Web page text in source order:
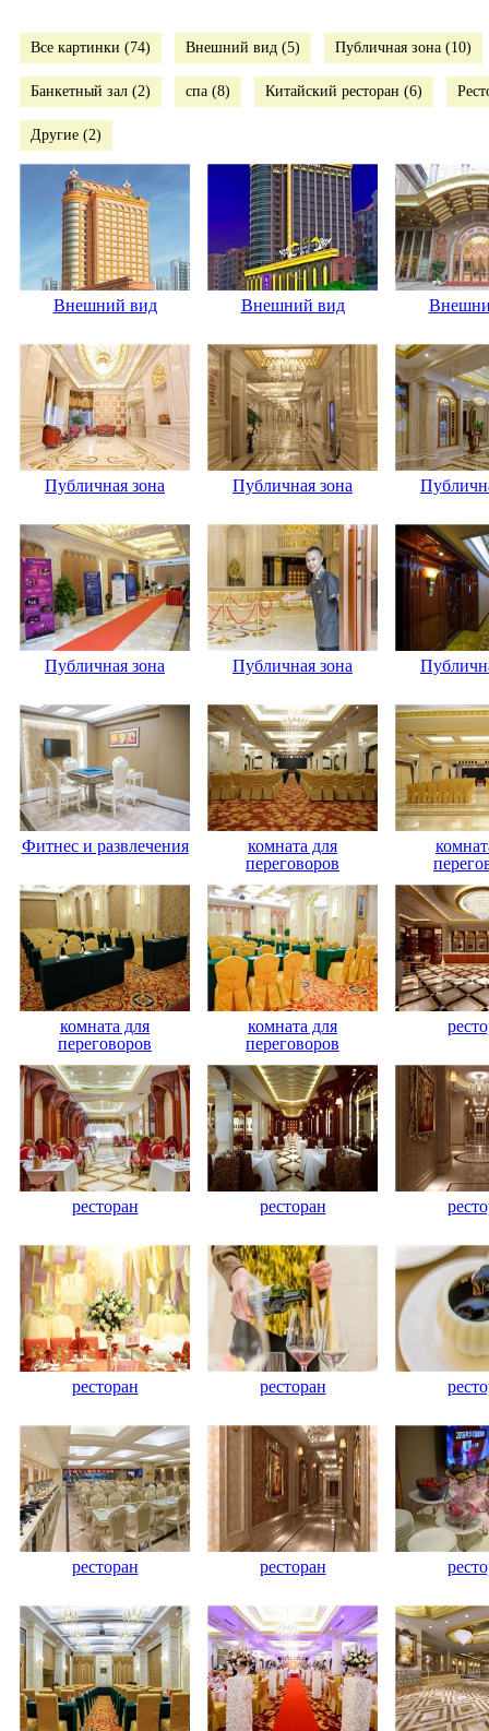
Все картинки (74) Внешний вид (5) Публичная зона (10)
Банкетный зал (2) спа (8) Китайский ресторан (6)
Другие (2)
Внешний вид Внешний вид
Публичная зона Публичная зона
Публичная зона Публичная зона
Фитнес и развлечения
комната для
переговоров
комната для
переговоров
комната для
переговоров
ресторан ресторан
ресторан ресторан
ресторан ресторан